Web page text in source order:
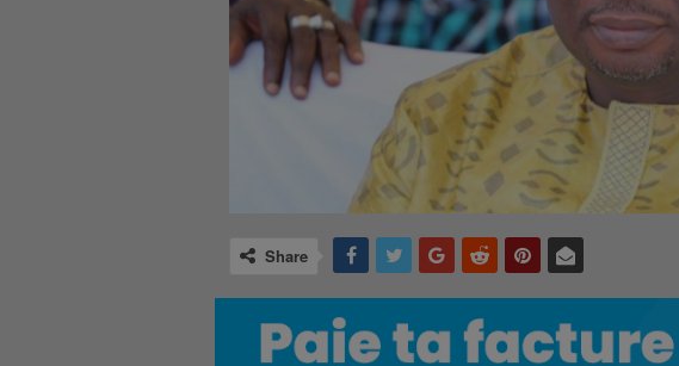
Share